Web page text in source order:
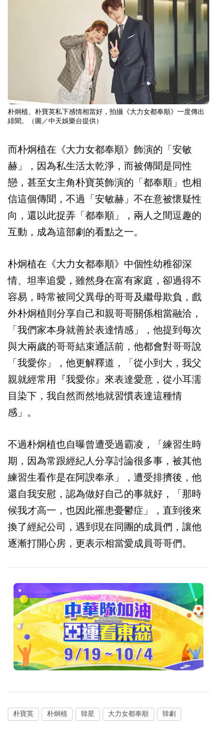
朴炯植、朴寶英私下感情相當好，拍攝《大力女都奉順》一度傳出
緋聞。（圖／中天娛樂台提供）
而朴炯植在《大力女都奉順》飾演的「安敏
赫」，因為私生活太乾淨，而被傳聞是同性
戀，甚至女主角朴寶英飾演的「都奉順」也相
信這個傳聞，不過「安敏赫」不在意被懷疑性
向，還以此捉弄「都奉順」，兩人之間逗趣的
互動，成為這部劇的看點之一。
朴炯植在《大力女都奉順》中個性幼稚卻深
情、坦率追愛，雖然身在富有家庭，卻過得不
容易，時常被同父異母的哥哥及繼母欺負，戲
外朴炯植則分享自己和親哥哥關係相當融洽，
「我們家本身就善於表達情感」，他提到每次
與大兩歲的哥哥結束通話前，他都會對哥哥說
「我愛你」，他更解釋道，「從小到大，我父
親就經常用『我愛你』來表達愛意，從小耳濡
目染下，我自然而然地就習慣表達這種情
感」。
不過朴炯植也自曝曾遭受過霸凌，「練習生時
期，因為常跟經紀人分享討論很多事，被其他
練習生看作是在阿諛奉承」，遭受排擠後，他
還自我安慰，認為做好自己的事就好，「那時
候我才高一，也因此罹患憂鬱症」，直到後來
換了經紀公司，遇到現在同團的成員們，讓他
逐漸打開心房，更表示相當愛成員哥哥們。
朴寶英 朴炯植 韓星 大力女都奉順 韓劇